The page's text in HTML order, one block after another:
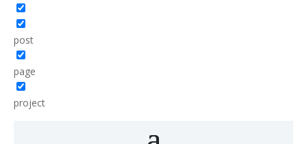
post
page
project